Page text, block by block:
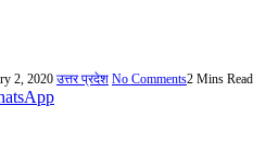
2, 2020 उत्तर प्रदेश No Comments2 Mins Read